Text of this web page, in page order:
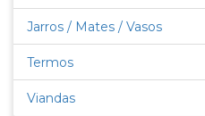
Jarros / Mates / Vasos
Termos
Viandas